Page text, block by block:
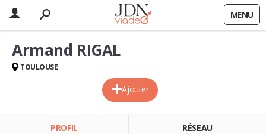
MENU
Ajouter
Armand RIGAL
TOULOUSE
PROFIL RÉSEAU